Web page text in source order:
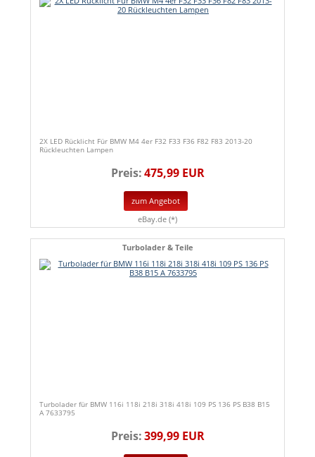
2X LED Rücklicht Für BMW M4 4er F32 F33 F36 F82 F83 2013-20
Rückleuchten Lampen
Preis:475,99 EUR
zum Angebot
eBay.de (*)
Turbolader & Teile
Turbolader für BMW 116i 118i 218i 318i 418i 109 PS 136 PS B38 B15
A 7633795
Preis:399,99 EUR